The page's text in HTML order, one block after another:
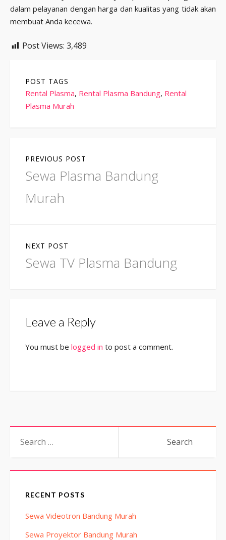
dalam pelayanan dengan harga dan kualitas yang tidak akan
membuat Anda kecewa.
Post Views: 3,489
POST TAGS
Rental Plasma, Rental Plasma Bandung, Rental
Plasma Murah
navigation
PREVIOUS POST
Previous
post:
Sewa Plasma Bandung
Murah
NEXT POST
Next
post:
Sewa TV Plasma Bandung
Leave a Reply
You must be logged in to post a comment.
for:
RECENT POSTS
Sewa Videotron Bandung Murah
Sewa Proyektor Bandung Murah